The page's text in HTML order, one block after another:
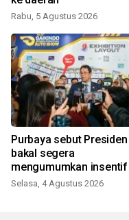
Rabu, 5 Agustus 2026
Purbaya sebut Presiden
bakal segera
mengumumkan insentif
Selasa, 4 Agustus 2026